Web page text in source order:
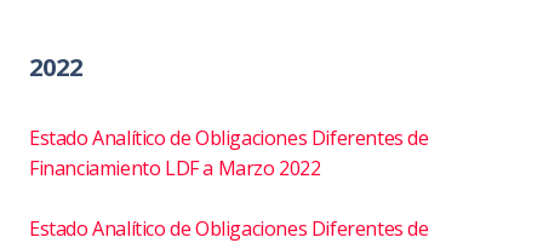
2022
Estado Analítico de Obligaciones Diferentes de
Financiamiento LDF a Marzo 2022
Estado Analítico de Obligaciones Diferentes de